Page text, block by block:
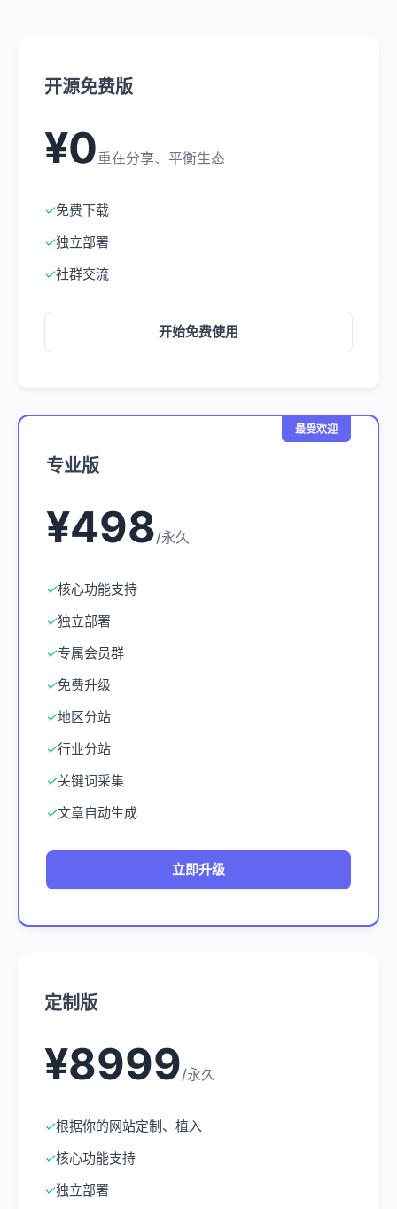
开源免费版
¥0重在分享、平衡生态
✓免费下载
✓独立部署
✓社群交流
开始免费使用
最受欢迎
专业版
¥498/永久
✓核心功能支持
✓独立部署
✓专属会员群
✓免费升级
✓地区分站
✓行业分站
✓关键词采集
✓文章自动生成
立即升级
定制版
¥8999/永久
✓根据你的网站定制、植入
✓核心功能支持
✓独立部署